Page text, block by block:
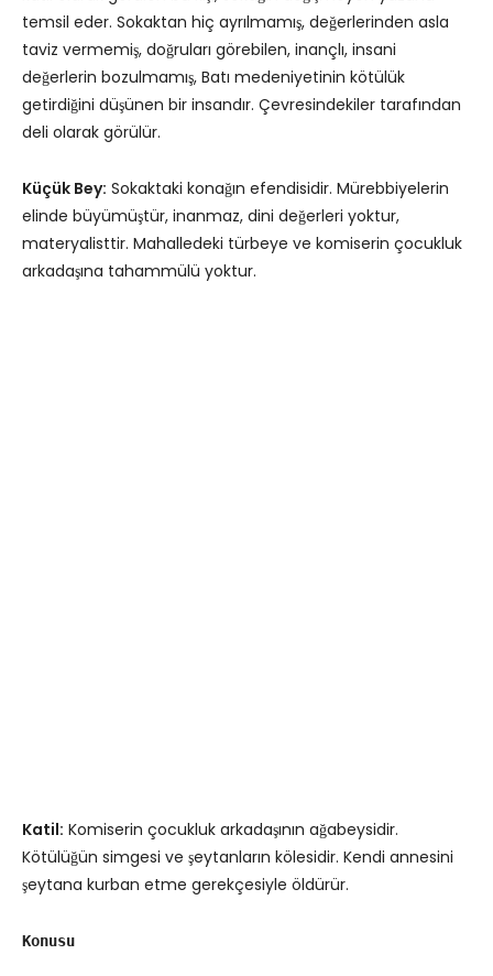
temsil eder. Sokaktan hiç ayrılmamış, değerlerinden asla
taviz vermemiş, doğruları görebilen, inançlı, insani
değerlerin bozulmamış, Batı medeniyetinin kötülük
getirdiğini düşünen bir insandır. Çevresindekiler tarafından
deli olarak görülür.
Küçük Bey: Sokaktaki konağın efendisidir. Mürebbiyelerin
elinde büyümüştür, inanmaz, dini değerleri yoktur,
materyalisttir. Mahalledeki türbeye ve komiserin çocukluk
arkadaşına tahammülü yoktur.
Katil: Komiserin çocukluk arkadaşının ağabeysidir.
Kötülüğün simgesi ve şeytanların kölesidir. Kendi annesini
şeytana kurban etme gerekçesiyle öldürür.
Konusu